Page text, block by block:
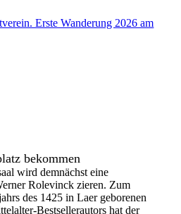
Erste Wanderung 2026 am
bekommen
wird demnächst eine
Rolevinck zieren. Zum
des 1425 in Laer geborenen
Bestsellerautors hat der